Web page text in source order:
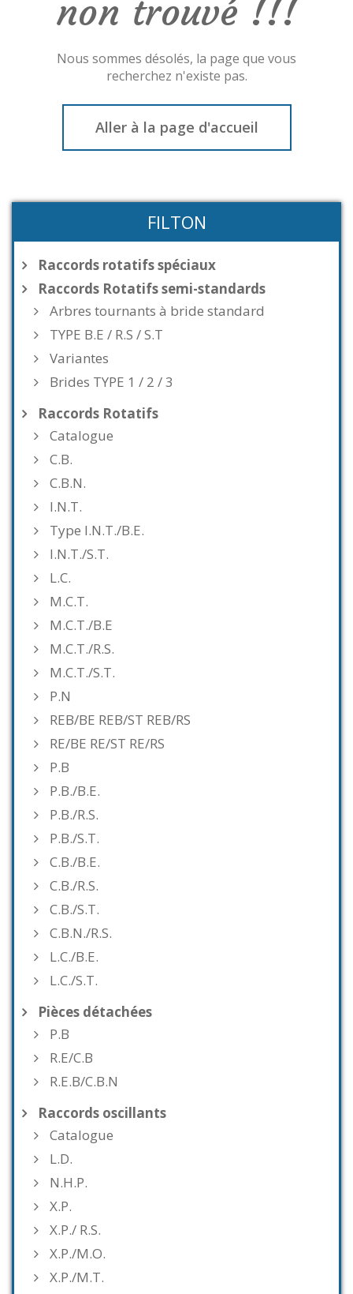
non trouvé !!!
Nous sommes désolés, la page que vous
recherchez n'existe pas.
Aller à la page d'accueil
FILTON
Raccords rotatifs spéciaux
Raccords Rotatifs semi-standards
Arbres tournants à bride standard
TYPE B.E / R.S / S.T
Variantes
Brides TYPE 1 / 2 / 3
Raccords Rotatifs
Catalogue
C.B.
C.B.N.
I.N.T.
Type I.N.T./B.E.
I.N.T./S.T.
L.C.
M.C.T.
M.C.T./B.E
M.C.T./R.S.
M.C.T./S.T.
P.N
REB/BE REB/ST REB/RS
RE/BE RE/ST RE/RS
P.B
P.B./B.E.
P.B./R.S.
P.B./S.T.
C.B./B.E.
C.B./R.S.
C.B./S.T.
C.B.N./R.S.
L.C./B.E.
L.C./S.T.
Pièces détachées
P.B
R.E/C.B
R.E.B/C.B.N
Raccords oscillants
Catalogue
L.D.
N.H.P.
X.P.
X.P./ R.S.
X.P./M.O.
X.P./M.T.